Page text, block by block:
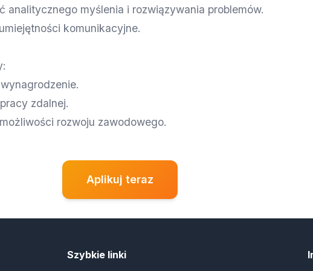
analitycznego myślenia i rozwiązywania problemów.
komunikacyjne.
zdalnej.
rozwoju zawodowego.
Aplikuj teraz
Szybkie linki